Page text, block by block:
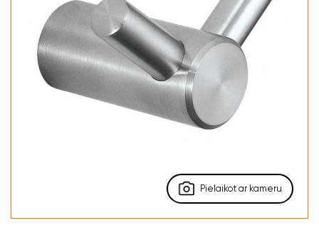
Pielaikot ar kameru